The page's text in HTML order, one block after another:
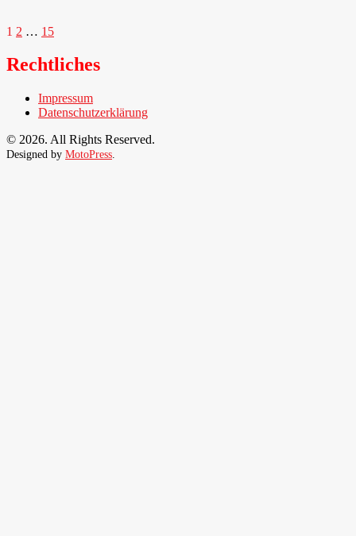
Seitennummerierung
der
Beiträge
1 2 … 15
Rechtliches
Impressum
Datenschutzerklärung
© 2026. All Rights Reserved.
Designed by MotoPress.